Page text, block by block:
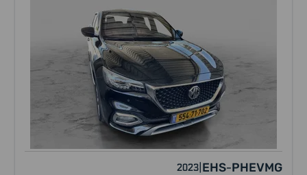
MG
EHS-PHEV
2023